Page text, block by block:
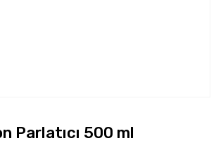
Parlatıcı 500 ml